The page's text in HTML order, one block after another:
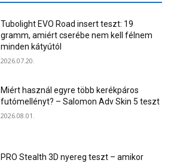
Tubolight EVO Road insert teszt: 19
gramm, amiért cserébe nem kell félnem
minden kátyútól
2026.07.20.
Miért használ egyre több kerékpáros
futómellényt? – Salomon Adv Skin 5 teszt
2026.08.01.
PRO Stealth 3D nyereg teszt – amikor